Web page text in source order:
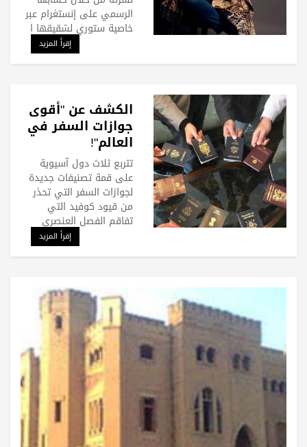
الرسمي على إنستغرام عبر
خاصية ستوري لشقيقها ا
إقرأ المزيد
الكشف عن "أقوى
جوازات السفر في
العالم"!
تتربع ثلاث دول آسيوية
على قمة تصنيفات جديدة
لجوازات السفر التي تحذر
من قيود كوفيد التي
تفاقم الفصل العنصري
إقرأ المزيد